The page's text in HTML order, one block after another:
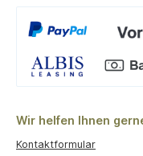
Wir helfen Ihnen
Kontaktformular